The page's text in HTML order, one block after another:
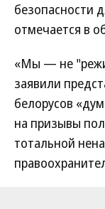
безопасности
отмечается в
«Мы — не
заявили
белорусов
на призывы
тотальной